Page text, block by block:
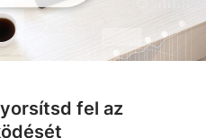
fel az